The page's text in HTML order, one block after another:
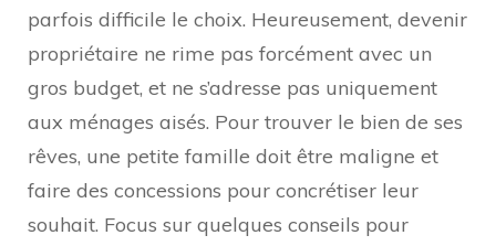
parfois difficile le choix. Heureusement, devenir
propriétaire ne rime pas forcément avec un
gros budget, et ne s’adresse pas uniquement
aux ménages aisés. Pour trouver le bien de ses
rêves, une petite famille doit être maligne et
faire des concessions pour concrétiser leur
souhait. Focus sur quelques conseils pour